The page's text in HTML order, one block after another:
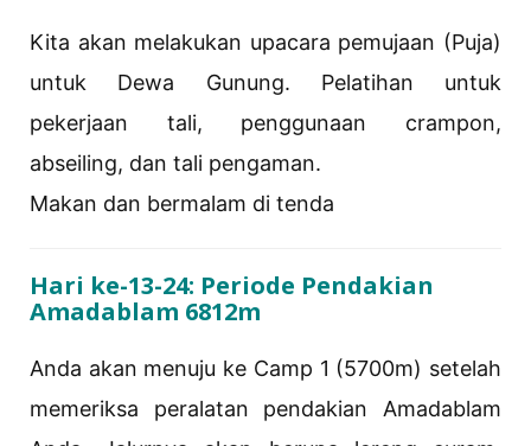
Kita akan melakukan upacara pemujaan (Puja)
untuk Dewa Gunung. Pelatihan untuk
pekerjaan tali, penggunaan crampon,
abseiling, dan tali pengaman.
Makan dan bermalam di tenda
Hari ke-13-24: Periode Pendakian
Amadablam 6812m
Anda akan menuju ke Camp 1 (5700m) setelah
memeriksa peralatan pendakian Amadablam